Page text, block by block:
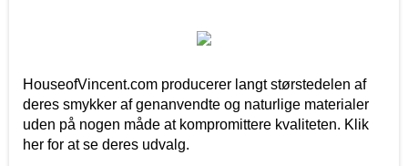
HouseofVincent.com producerer langt størstedelen af
deres smykker af genanvendte og naturlige materialer
uden på nogen måde at kompromittere kvaliteten. Klik
her for at se deres udvalg.